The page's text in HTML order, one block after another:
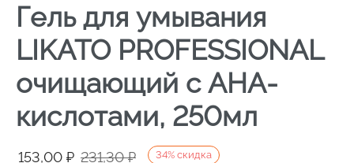
Гель для умывания
LIKATO PROFESSIONAL
очищающий с АНА-
кислотами, 250мл
34% скидка
231,30₽
Первоначальная
153,00 ₽
Текущая